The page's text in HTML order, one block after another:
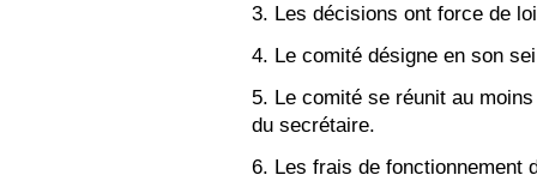
3. Les décisions ont force de
4. Le comité désigne en son
5. Le comité se réunit au
du secrétaire.
6. Les frais de fonctionnement